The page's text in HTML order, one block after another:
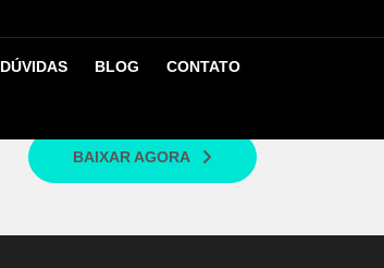
DÚVIDAS BLOG CONTATO
BAIXAR AGORA